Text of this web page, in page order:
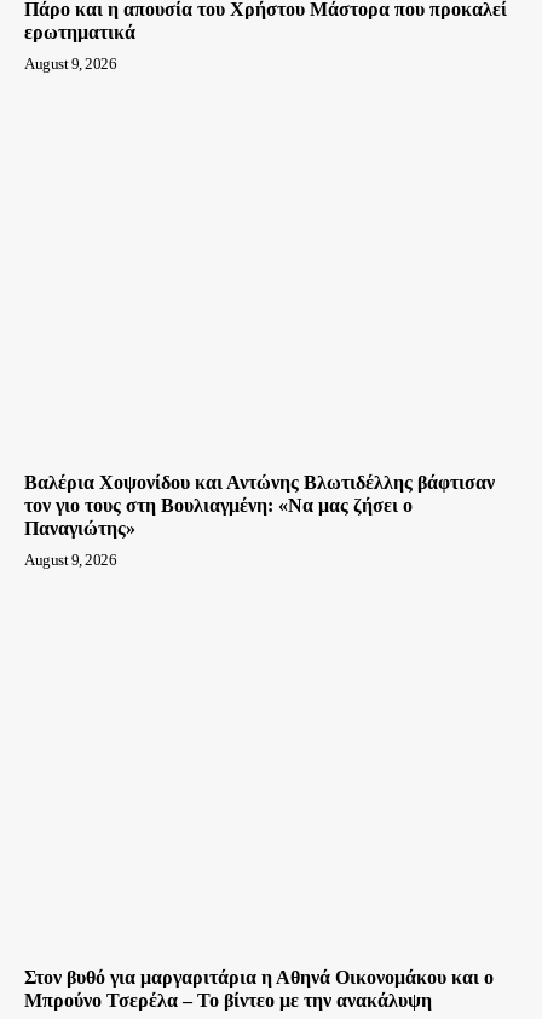
Πάρο και η απουσία του Χρήστου Μάστορα που προκαλεί
ερωτηματικά
August 9, 2026
Βαλέρια Χοψονίδου και Αντώνης Βλωτιδέλλης βάφτισαν
τον γιο τους στη Βουλιαγμένη: «Να μας ζήσει ο
Παναγιώτης»
August 9, 2026
Στον βυθό για μαργαριτάρια η Αθηνά Οικονομάκου και ο
Μπρούνο Τσερέλα – To βίντεο με την ανακάλυψη